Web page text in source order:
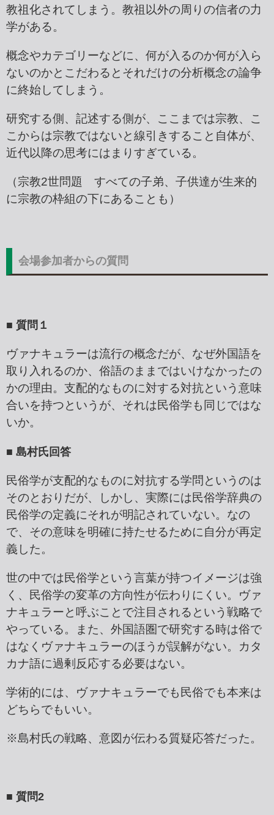
教祖化されてしまう。教祖以外の周りの信者の力
学がある。
概念やカテゴリーなどに、何が入るのか何が入ら
ないのかとこだわるとそれだけの分析概念の論争
に終始してしまう。
研究する側、記述する側が、ここまでは宗教、こ
こからは宗教ではないと線引きすること自体が、
近代以降の思考にはまりすぎている。
（宗教2世問題 すべての子弟、子供達が生来的
に宗教の枠組の下にあることも）
会場参加者からの質問
■ 質問１
ヴァナキュラーは流行の概念だが、なぜ外国語を
取り入れるのか、俗語のままではいけなかったの
かの理由。支配的なものに対する対抗という意味
合いを持つというが、それは民俗学も同じではな
いか。
■ 島村氏回答
民俗学が支配的なものに対抗する学問というのは
そのとおりだが、しかし、実際には民俗学辞典の
民俗学の定義にそれが明記されていない。なの
で、その意味を明確に持たせるために自分が再定
義した。
世の中では民俗学という言葉が持つイメージは強
く、民俗学の変革の方向性が伝わりにくい。ヴァ
ナキュラーと呼ぶことで注目されるという戦略で
やっている。また、外国語圏で研究する時は俗で
はなくヴァナキュラーのほうが誤解がない。カタ
カナ語に過剰反応する必要はない。
学術的には、ヴァナキュラーでも民俗でも本来は
どちらでもいい。
※島村氏の戦略、意図が伝わる質疑応答だった。
■ 質問2